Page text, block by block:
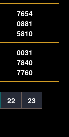
7654
0881
5810
0031
7840
7760
22
23